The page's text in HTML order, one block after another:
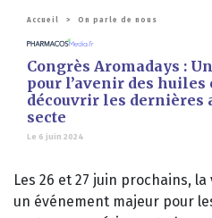
Accueil > On parle de nous
Congrès Aromadays :
pour l’avenir des
découvrir les dernières
secte
Le 6 juin 2024
Les 26 et 27 juin prochains, la
un événement majeur pour